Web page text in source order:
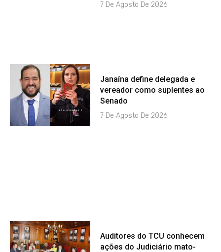
7 De Agosto De 2026
Janaína define delegada e
vereador como suplentes ao
Senado
7 De Agosto De 2026
Auditores do TCU conhecem
ações do Judiciário mato-